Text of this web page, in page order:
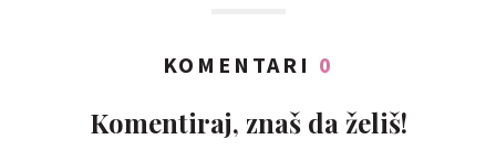
KOMENTARI 0
Komentiraj, znaš da želiš!